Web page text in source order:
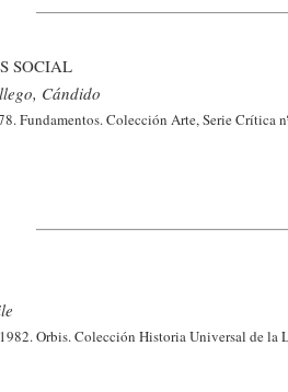
SOCIAL
Cándido
Fundamentos. Colección Arte, Serie Crítica
Orbis. Colección Historia Universal de la